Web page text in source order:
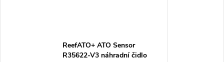
ReefATO+ ATO Sensor
R35622-V3 náhradní čidlo